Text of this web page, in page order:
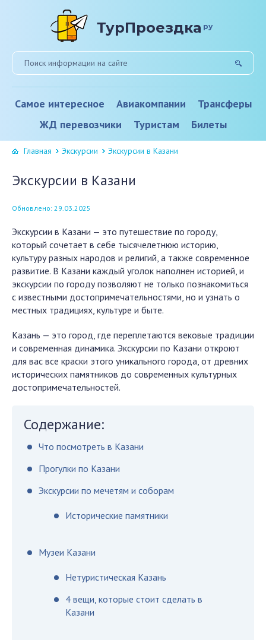
ТурПроездка ру
Самое интересное Авиакомпании
Трансферы
ЖД перевозчики
Туристам Билеты
Главная Экскурсии Экскурсии в Казани
Экскурсии в Казани
Обновлено: 29.03.2025
Экскурсии в Казани — это путешествие по городу,
который сочетает в себе тысячелетнюю историю,
культуру разных народов и религий, а также современное
развитие. В Казани каждый уголок наполнен историей, и
экскурсии по городу позволяют не только познакомиться
с известными достопримечательностями, но и узнать о
местных традициях, культуре и быте.
Казань — это город, где переплетаются вековые традиции
и современная динамика. Экскурсии по Казани откроют
для вас все краски этого уникального города, от древних
исторических памятников до современных культурных
достопримечательностей.
Содержание:
Что посмотреть в Казани
Прогулки по Казани
Экскурсии по мечетям и соборам
Исторические памятники
Музеи Казани
Нетуристическая Казань
4 вещи, которые стоит сделать в
Казани